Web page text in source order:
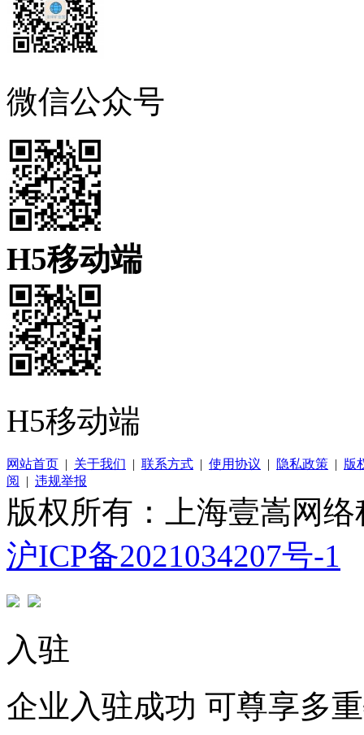
微信公众号
H5移动端
H5移动端
网站首页 | 关于我们 | 联系方式 | 使用协议 | 隐私政策 | 版
阅
| 违规举报
版权所有：上海壹嵩网
沪ICP备2021034207号-1
入驻
企业入驻成功 可尊享多